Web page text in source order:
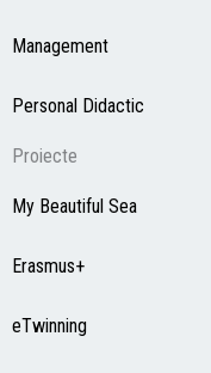
Management
Personal Didactic
Proiecte
My Beautiful Sea
Erasmus+
eTwinning